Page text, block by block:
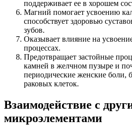
поддерживает ее в хорошем
Магний помогает усвоению
способствует здоровью
зубов.
Оказывает влияние на
процессах.
Предотвращает застойные
камней в желчном пузыре и
периодические женские боли,
раковых клеток.
Взаимодействие с
микроэлементами